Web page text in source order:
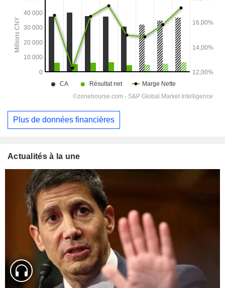
Plus de données financières
Actualités à la une